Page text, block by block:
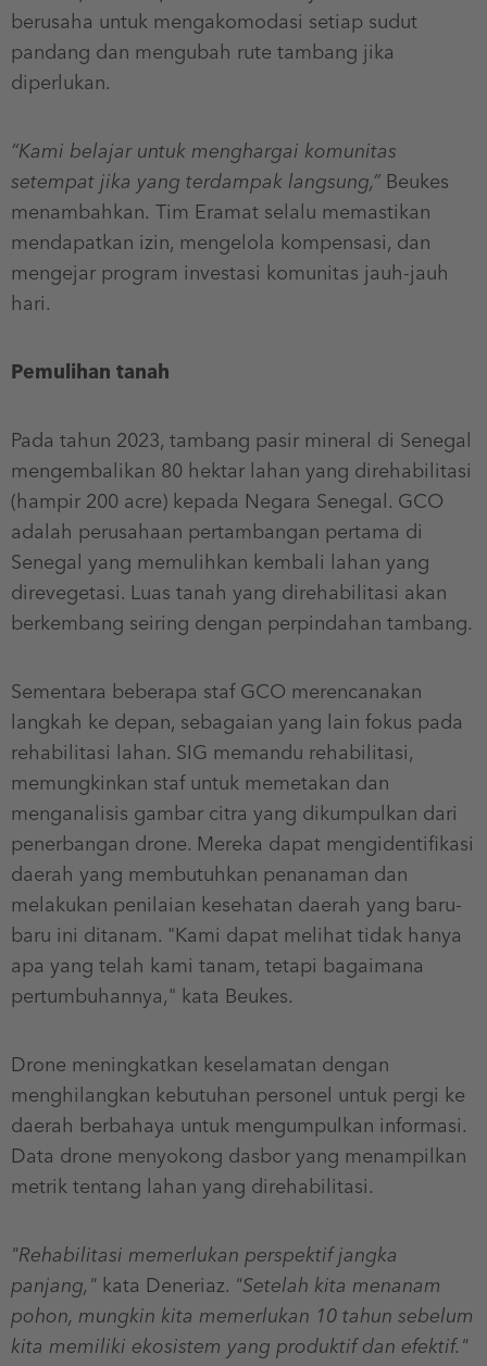
berusaha untuk mengakomodasi setiap sudut
pandang dan mengubah rute tambang jika
diperlukan.
“Kami belajar untuk menghargai komunitas
setempat jika yang terdampak langsung,” Beukes
menambahkan. Tim Eramat selalu memastikan
mendapatkan izin, mengelola kompensasi, dan
mengejar program investasi komunitas jauh-jauh
hari.
Pemulihan tanah
Pada tahun 2023, tambang pasir mineral di Senegal
mengembalikan 80 hektar lahan yang direhabilitasi
(hampir 200 acre) kepada Negara Senegal. GCO
adalah perusahaan pertambangan pertama di
Senegal yang memulihkan kembali lahan yang
direvegetasi. Luas tanah yang direhabilitasi akan
berkembang seiring dengan perpindahan tambang.
Sementara beberapa staf GCO merencanakan
langkah ke depan, sebagaian yang lain fokus pada
rehabilitasi lahan. SIG memandu rehabilitasi,
memungkinkan staf untuk memetakan dan
menganalisis gambar citra yang dikumpulkan dari
penerbangan drone. Mereka dapat mengidentifikasi
daerah yang membutuhkan penanaman dan
melakukan penilaian kesehatan daerah yang baru-
baru ini ditanam. "Kami dapat melihat tidak hanya
apa yang telah kami tanam, tetapi bagaimana
pertumbuhannya," kata Beukes.
Drone meningkatkan keselamatan dengan
menghilangkan kebutuhan personel untuk pergi ke
daerah berbahaya untuk mengumpulkan informasi.
Data drone menyokong dasbor yang menampilkan
metrik tentang lahan yang direhabilitasi.
"Rehabilitasi memerlukan perspektif jangka
panjang,"kata Deneriaz. "Setelah kita menanam
pohon, mungkin kita memerlukan 10 tahun sebelum
kita memiliki ekosistem yang produktif dan efektif."